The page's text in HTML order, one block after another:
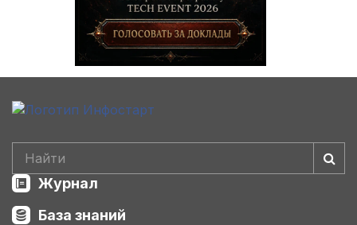
Журнал
База знаний